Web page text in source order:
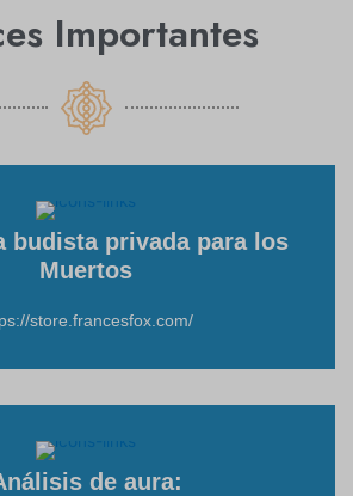
Importantes
budista privada para los
Muertos
store.francesfox.com/
de aura: